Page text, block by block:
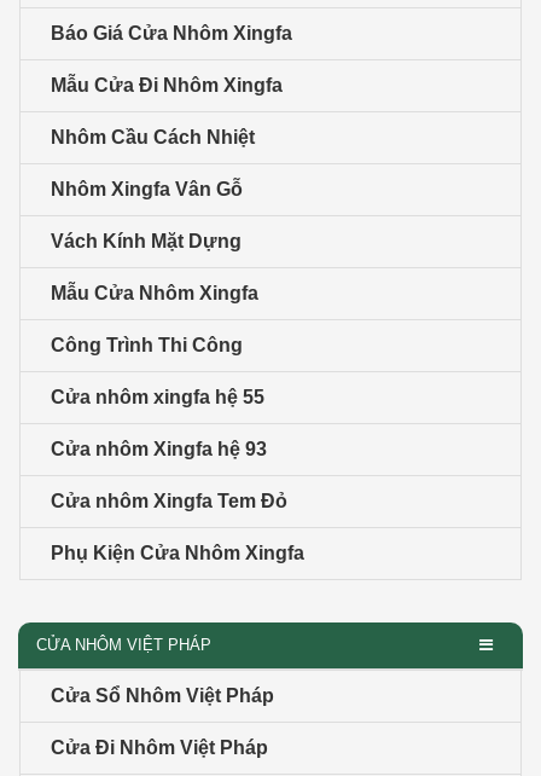
Báo Giá Cửa Nhôm Xingfa
Mẫu Cửa Đi Nhôm Xingfa
Nhôm Cầu Cách Nhiệt
Nhôm Xingfa Vân Gỗ
Vách Kính Mặt Dựng
Mẫu Cửa Nhôm Xingfa
Công Trình Thi Công
Cửa nhôm xingfa hệ 55
Cửa nhôm Xingfa hệ 93
Cửa nhôm Xingfa Tem Đỏ
Phụ Kiện Cửa Nhôm Xingfa
CỬA NHÔM VIỆT PHÁP
Cửa Sổ Nhôm Việt Pháp
Cửa Đi Nhôm Việt Pháp